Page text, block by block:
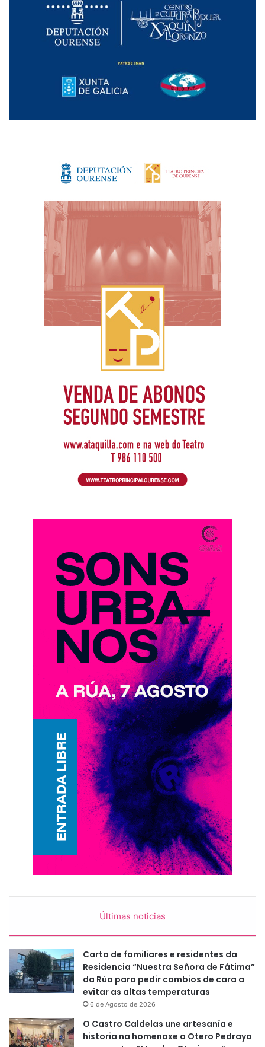
Últimas noticias
Carta de familiares e residentes da
Residencia “Nuestra Señora de Fátima”
da Rúa para pedir cambios de cara a
evitar as altas temperaturas
6 de Agosto de 2026
O Castro Caldelas une artesanía e
historia na homenaxe a Otero Pedrayo